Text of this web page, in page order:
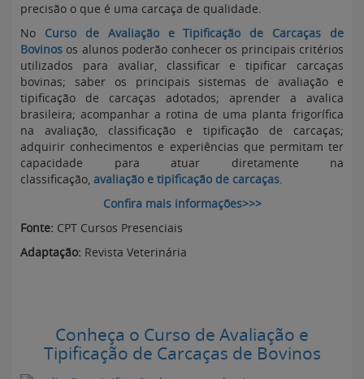
precisão o que é uma carcaça de qualidade.
No Curso de Avaliação e Tipificação de Carcaças de
Bovinos os alunos poderão conhecer os principais critérios
utilizados para avaliar, classificar e tipificar carcaças
bovinas; saber os principais sistemas de avaliação e
tipificação de carcaças adotados; aprender a avalica
brasileira; acompanhar a rotina de uma planta frigorífica
na avaliação, classificação e tipificação de carcaças;
adquirir conhecimentos e experiências que permitam ter
capacidade para atuar diretamente na
classificação, avaliação e tipificação de carcaças.
Confira mais informações>>>
Fonte: CPT Cursos Presenciais
Adaptação: Revista Veterinária
Conheça o Curso de Avaliação e
Tipificação de Carcaças de Bovinos